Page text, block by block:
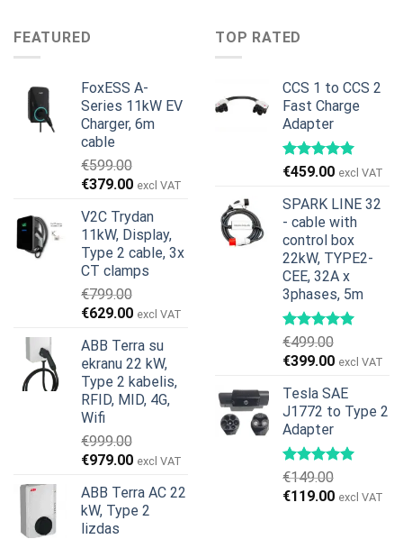
was:
€899.00.
FEATURED
FoxESS A-
Series 11kW EV
Charger, 6m
cable
€599.00
Original
was:
€599.00.
€379.00Current
is:
€379.00.
excl VAT
V2C Trydan
11kW, Display,
Type 2 cable, 3x
CT clamps
€799.00
Original
was:
€799.00.
€629.00Current
is:
€629.00.
excl VAT
ABB Terra su
ekranu 22 kW,
Type 2 kabelis,
RFID, MID, 4G,
Wifi
€999.00
Original
was:
€999.00.
€979.00Current
is:
€979.00.
excl VAT
ABB Terra AC 22
kW, Type 2
lizdas
TOP RATED
CCS 1 to CCS 2
Fast Charge
Adapter
€459.00 excl VAT
SPARK LINE 32
- cable with
control box
22kW, TYPE2-
CEE, 32A x
3phases, 5m
€499.00
Original
was:
€499.00.
€399.00Current
is:
€399.00.
excl VAT
Tesla SAE
J1772 to Type 2
Adapter
€149.00
Original
€119.00Current
excl VAT